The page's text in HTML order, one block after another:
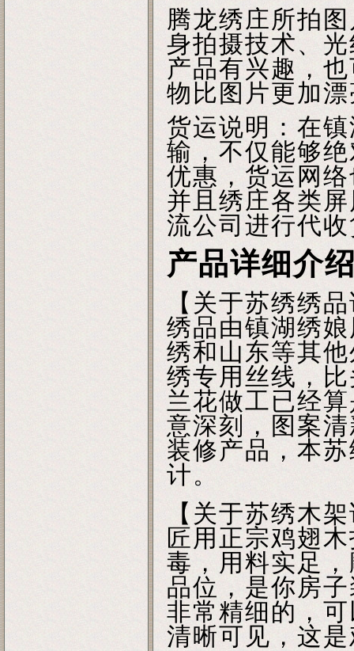
腾龙绣庄所拍
身拍摄技术、
产品有兴趣，
物比图片更加
货运说明：在
输，不仅能够
优惠，货运网
并且绣庄各类
流公司进行代
产品详细介
【关于苏绣绣
绣品由镇湖绣
绣和山东等其
绣专用丝线，
兰花做工已经
意深刻，图案
装修产品，本
计。
【关于苏绣木
匠用正宗鸡翅
毒，用料实足
品位，是你房
非常精细的，
清晰可见，这